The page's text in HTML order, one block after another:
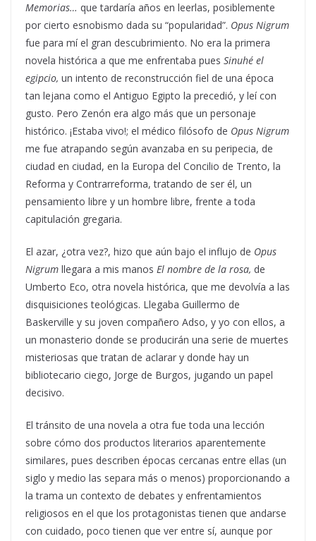
Memorias… que tardaría años en leerlas, posiblemente
por cierto esnobismo dada su “popularidad”. Opus Nigrum
fue para mí el gran descubrimiento. No era la primera
novela histórica a que me enfrentaba pues Sinuhé el
egipcio, un intento de reconstrucción fiel de una época
tan lejana como el Antiguo Egipto la precedió, y leí con
gusto. Pero Zenón era algo más que un personaje
histórico. ¡Estaba vivo!; el médico filósofo de Opus Nigrum
me fue atrapando según avanzaba en su peripecia, de
ciudad en ciudad, en la Europa del Concilio de Trento, la
Reforma y Contrarreforma, tratando de ser él, un
pensamiento libre y un hombre libre, frente a toda
capitulación gregaria.
El azar, ¿otra vez?, hizo que aún bajo el influjo de Opus
Nigrum llegara a mis manos El nombre de la rosa, de
Umberto Eco, otra novela histórica, que me devolvía a las
disquisiciones teológicas. Llegaba Guillermo de
Baskerville y su joven compañero Adso, y yo con ellos, a
un monasterio donde se producirán una serie de muertes
misteriosas que tratan de aclarar y donde hay un
bibliotecario ciego, Jorge de Burgos, jugando un papel
decisivo.
El tránsito de una novela a otra fue toda una lección
sobre cómo dos productos literarios aparentemente
similares, pues describen épocas cercanas entre ellas (un
siglo y medio las separa más o menos) proporcionando a
la trama un contexto de debates y enfrentamientos
religiosos en el que los protagonistas tienen que andarse
con cuidado, poco tienen que ver entre sí, aunque por